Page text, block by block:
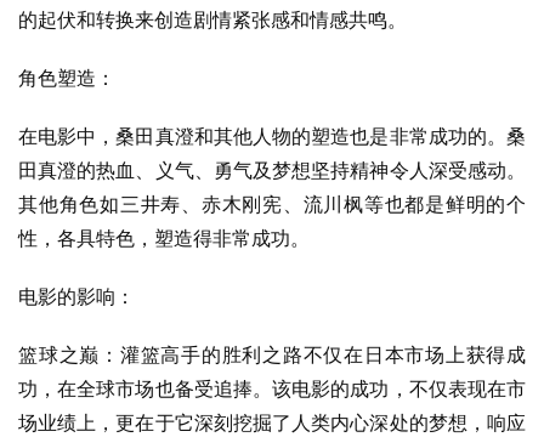
的起伏和转换来创造剧情紧张感和情感共鸣。
角色塑造：
在电影中，桑田真澄和其他人物的塑造也是非常成功的。桑
田真澄的热血、义气、勇气及梦想坚持精神令人深受感动。
其他角色如三井寿、赤木刚宪、流川枫等也都是鲜明的个
性，各具特色，塑造得非常成功。
电影的影响：
篮球之巅：灌篮高手的胜利之路不仅在日本市场上获得成
功，在全球市场也备受追捧。该电影的成功，不仅表现在市
场业绩上，更在于它深刻挖掘了人类内心深处的梦想，响应